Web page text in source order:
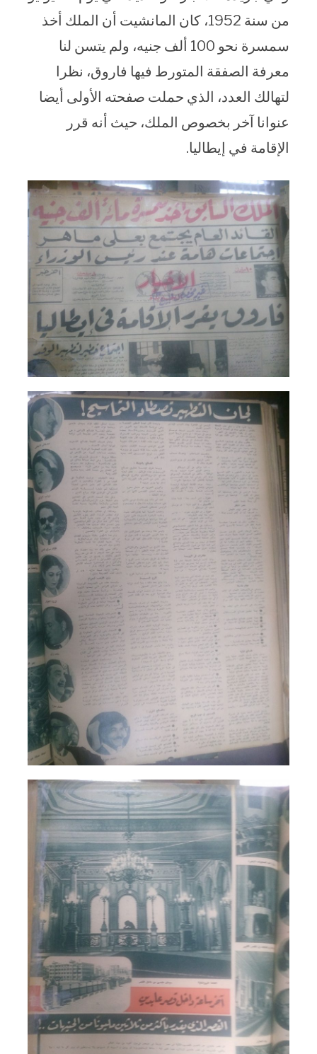
من سنة 1952، كان المانشيت أن الملك أخذ
سمسرة نحو 100 ألف جنيه، ولم يتسن لنا
معرفة الصفقة المتورط فيها فاروق، نظرا
لتهالك العدد، الذي حملت صفحته الأولى أيضا
عنوانا آخر بخصوص الملك، حيث أنه قرر
الإقامة في إيطاليا.